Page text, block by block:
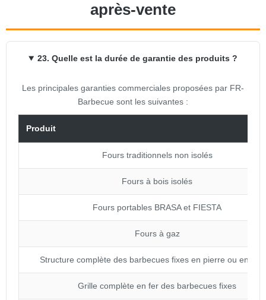
après-vente
23. Quelle est la durée de garantie des produits ?
Les principales garanties commerciales proposées par FR-
Barbecue sont les suivantes :
Produit
Fours traditionnels non isolés
Fours à bois isolés
Fours portables BRASA et FIESTA
Fours à gaz
Structure complète des barbecues fixes en pierre ou en
Grille complète en fer des barbecues fixes